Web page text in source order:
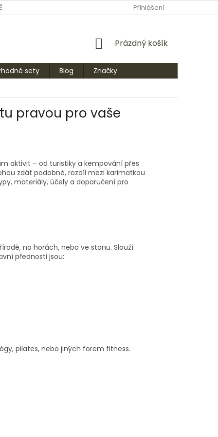
NÁM Přihlášení
NÁKUPNÍ
Prázdný košík
sety Blog Značky
pravou pro vaše
aktivit – od turistiky a kempování přes
zdát podobné, rozdíl mezi karimatkou
materiály, účely a doporučení pro
na horách, nebo ve stanu. Slouží
přednosti jsou:
pilates, nebo jiných forem fitness.